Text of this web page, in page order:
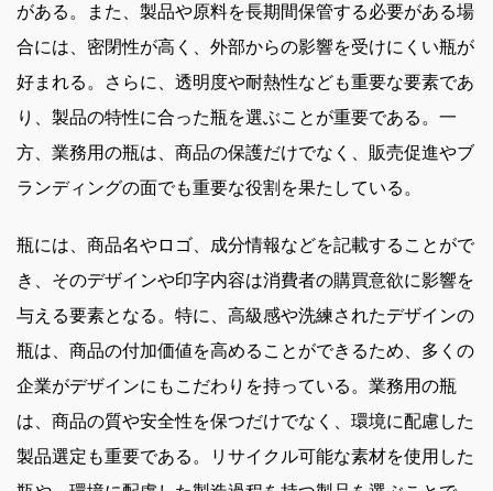
がある。また、製品や原料を長期間保管する必要がある場
合には、密閉性が高く、外部からの影響を受けにくい瓶が
好まれる。さらに、透明度や耐熱性なども重要な要素であ
り、製品の特性に合った瓶を選ぶことが重要である。一
方、業務用の瓶は、商品の保護だけでなく、販売促進やブ
ランディングの面でも重要な役割を果たしている。
瓶には、商品名やロゴ、成分情報などを記載することがで
き、そのデザインや印字内容は消費者の購買意欲に影響を
与える要素となる。特に、高級感や洗練されたデザインの
瓶は、商品の付加価値を高めることができるため、多くの
企業がデザインにもこだわりを持っている。業務用の瓶
は、商品の質や安全性を保つだけでなく、環境に配慮した
製品選定も重要である。リサイクル可能な素材を使用した